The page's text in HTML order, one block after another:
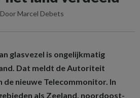
Door Marcel Debets
glasvezel is ongelijkmatig
Dat meldt de Autoriteit
nieuwe Telecommonitor. In
als Zeeland, noordoost-